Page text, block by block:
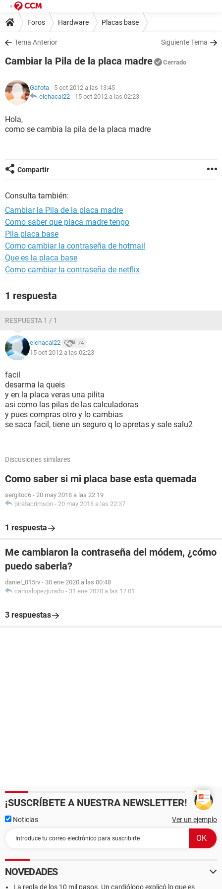
Foros Hardware Placas base
Tema Anterior Siguiente Tema
Cambiar la Pila de la placa madre Cerrado
Gafota - 5 oct 2012 a las 13:45
elchacal22 - 15 oct 2012 a las 02:23
Hola,
como se cambia la pila de la placa madre
Compartir
Consulta también:
Cambiar la Pila de la placa madre
Como saber que placa madre tengo
Pila placa base
Como cambiar la contraseña de hotmail
Que es la placa base
Como cambiar la contraseña de netflix
1 respuesta
RESPUESTA 1 / 1
elchacal22 74
15 oct 2012 a las 02:23
facil
desarma la queis
y en la placa veras una pilita
asi como las pilas de las calculadoras
y pues compras otro y lo cambias
se saca facil, tiene un seguro q lo apretas y sale salu2
Discusiones similares
Como saber si mi placa base esta quemada
sergitoc6 - 20 may 2018 a las 22:19
piratacrimson - 20 may 2018 a las 22:37
1 respuesta
Me cambiaron la contraseña del módem, ¿cómo
puedo saberla?
daniel_015rv - 30 ene 2020 a las 00:48
carloslopezjurado - 31 ene 2020 a las 17:01
3 respuestas
¡SUSCRÍBETE A NUESTRA NEWSLETTER!
Noticias Ver un ejemplo
NOVEDADES
La regla de los 10 mil pasos. Un cardiólogo explicó lo que es